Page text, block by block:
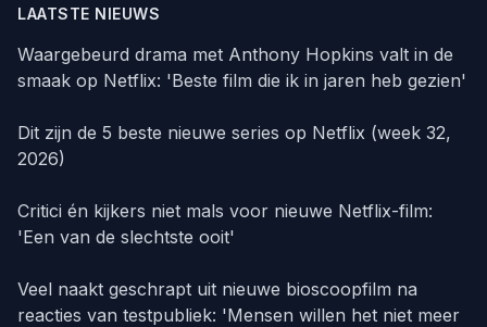
LAATSTE NIEUWS
Waargebeurd drama met Anthony Hopkins valt in de
smaak op Netflix: 'Beste film die ik in jaren heb gezien'
Dit zijn de 5 beste nieuwe series op Netflix (week 32,
2026)
Critici én kijkers niet mals voor nieuwe Netflix-film:
'Een van de slechtste ooit'
Veel naakt geschrapt uit nieuwe bioscoopfilm na
reacties van testpubliek: 'Mensen willen het niet meer